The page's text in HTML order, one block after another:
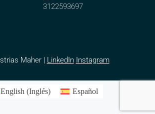
3122593697
Maher | LinkedIn Instagram
English (Inglés) Español